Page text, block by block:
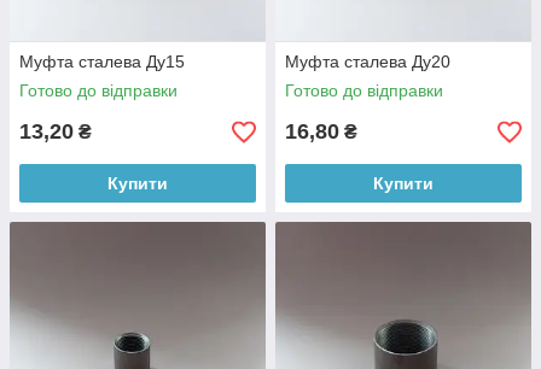
Муфта сталева Ду15
Готово до відправки
13,20 ₴
Купити
Муфта сталева Ду20
Готово до відправки
16,80 ₴
Купити